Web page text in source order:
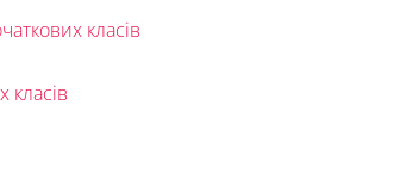
класів
класів